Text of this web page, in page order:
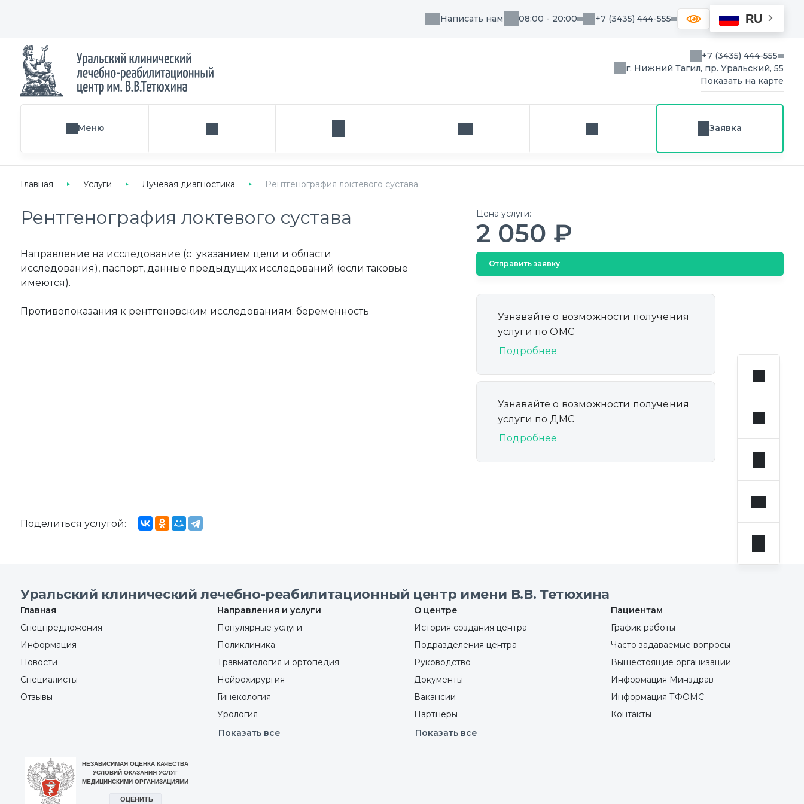
Написать нам 08:00 - 20:00 +7 (3435) 444-555 RU
+7 (3435) 444-555
г. Нижний Тагил, пр. Уральский, 55
Показать на карте
Меню Поиск услуги, направления или врача Написать нам Заказ звонка Заявка
Главная Услуги Лучевая диагностика Рентгенография локтевого сустава
Рентгенография локтевого сустава
Направление на исследование (с указанием цели и области
исследования), паспорт, данные предыдущих исследований (если таковые
имеются).
Противопоказания к рентгеновским исследованиям: беременность
Цена услуги:
2 050 ₽
Отправить заявку
Узнавайте о возможности получения
услуги по ОМС
Подробнее
Узнавайте о возможности получения
услуги по ДМС
Подробнее
Поделиться услугой:
Уральский клинический лечебно-реабилитационный центр имени В.В. Тетюхина
Главная
Спецпредложения
Информация
Новости
Специалисты
Отзывы
Направления и услуги
Популярные услуги
Поликлиника
Травматология и ортопедия
Нейрохирургия
Гинекология
Урология
Показать все
О центре
История создания центра
Подразделения центра
Руководство
Документы
Вакансии
Партнеры
Показать все
Пациентам
График работы
Часто задаваемые вопросы
Вышестоящие организации
Информация Минздрав
Информация ТФОМС
Контакты